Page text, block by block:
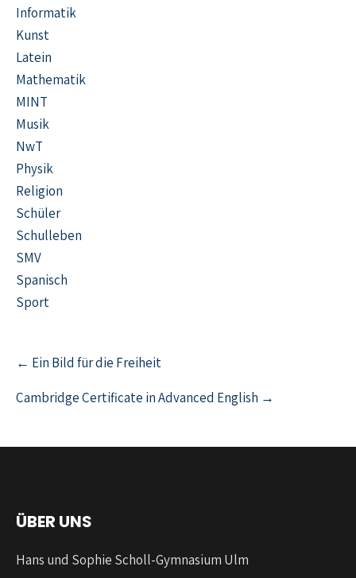
Informatik
Kunst
Latein
Mathematik
MINT
Musik
NwT
Physik
Religion
Schüler
Schulleben
SMV
Spanisch
Sport
← Ein Bild für die Freiheit
Cambridge Certificate in Advanced English →
ÜBER UNS
Hans und Sophie Scholl-Gymnasium Ulm